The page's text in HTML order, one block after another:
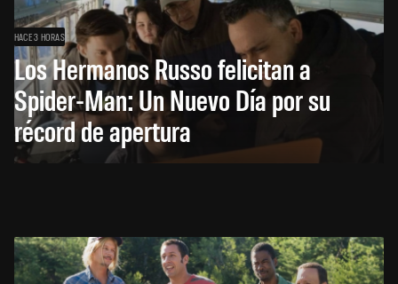
HACE 3 HORAS
Los Hermanos Russo felicitan a
Spider-Man: Un Nuevo Día por su
récord de apertura